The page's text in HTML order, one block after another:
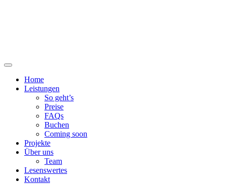
Home
Leistungen
So geht’s
Preise
FAQs
Buchen
Coming soon
Projekte
Über uns
Team
Lesenswertes
Kontakt